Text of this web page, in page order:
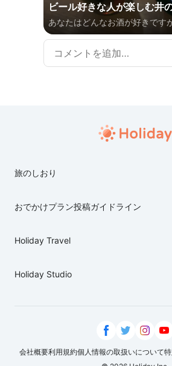
ビール好きな人が楽しむ井
あなたはどんなお酒が好きですか？ 日本酒ですか
酎ですか？ それともワインでし
スキーでしょうか？ もちろん、好みは人それぞれでし
ょう。 でも、お酒を飲む人なら
り、今ではブラインドテイステ
ったことで、ビールにはほとんど
みるのもよいでしょう。
旅のしおり
おでかけプラン投稿ガイドライン
Holiday Travel
Holiday Studio
会社概要利用規約個人情報の取扱いについて